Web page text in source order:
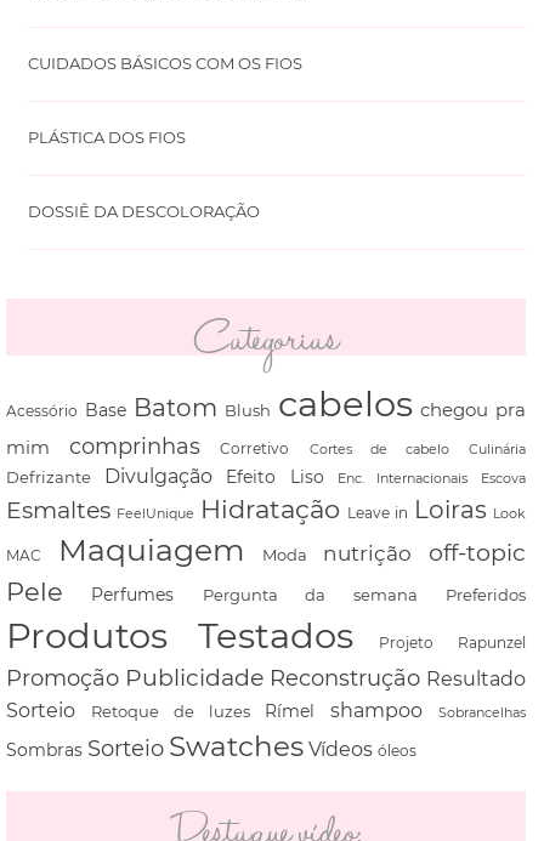
CUIDADOS BÁSICOS COM OS FIOS
PLÁSTICA DOS FIOS
DOSSIÊ DA DESCOLORAÇÃO
Categorias
Acessório Base Batom Blush cabelos chegou pra
mim
comprinhas Corretivo Cortes de cabelo Culinária
Defrizante Divulgação Efeito Liso Enc. Internacionais Escova
Esmaltes FeelUnique Hidratação Leave in Loiras Look
MAC Maquiagem Moda nutrição off-topic
Pele Perfumes Pergunta da semana Preferidos
Produtos Testados Projeto Rapunzel
Promoção Publicidade Reconstrução Resultado
Sorteio
Retoque de luzes Rímel shampoo Sobrancelhas
Sombras Sorteio Swatches Vídeos óleos
Destaque vídeo: